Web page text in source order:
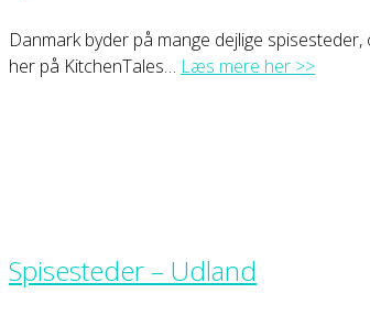
Danmark byder på mange dejlige
her på KitchenTales… Læs mere her >>
Spisesteder – Udland